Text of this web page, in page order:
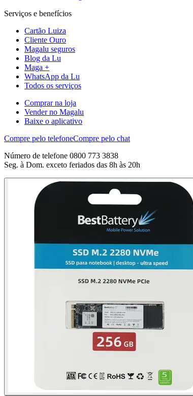
Serviços e benefícios
Cartão Luiza
Cliente Ouro
Magalu seguros
Blog da Lu
Maga +
WhatsApp da Lu
Todos os serviços
Comprar na loja
Vender no Magalu
Baixe o aplicativo
Compre pelo telefoneCompre pelo chat
Número de telefone 0800 773 3838
Seg. à Dom. exceto feriados das 8h às 20h